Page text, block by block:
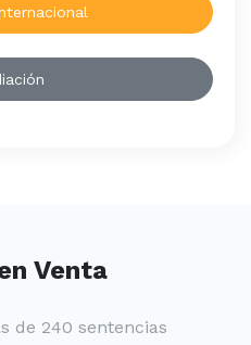
Venta
de 240 sentencias